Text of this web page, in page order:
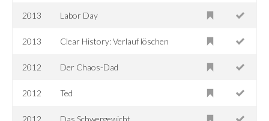
2013 Labor Day
2013 Clear History: Verlauf löschen
2012 Der Chaos-Dad
2012 Ted
2012 Das Schwergewicht